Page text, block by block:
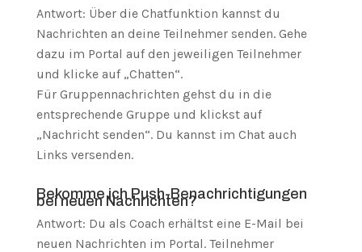
Antwort: Über die Chatfunktion kannst du
Nachrichten an deine Teilnehmer senden. Gehe
dazu im Portal auf den jeweiligen Teilnehmer
und klicke auf „Chatten“.
Für Gruppennachrichten gehst du in die
entsprechende Gruppe und klickst auf
„Nachricht senden“. Du kannst im Chat auch
Links versenden.
Bekomme ich Push-Benachrichtigungen
bei neuen Nachrichten?
Antwort: Du als Coach erhältst eine E-Mail bei
neuen Nachrichten im Portal. Teilnehmer